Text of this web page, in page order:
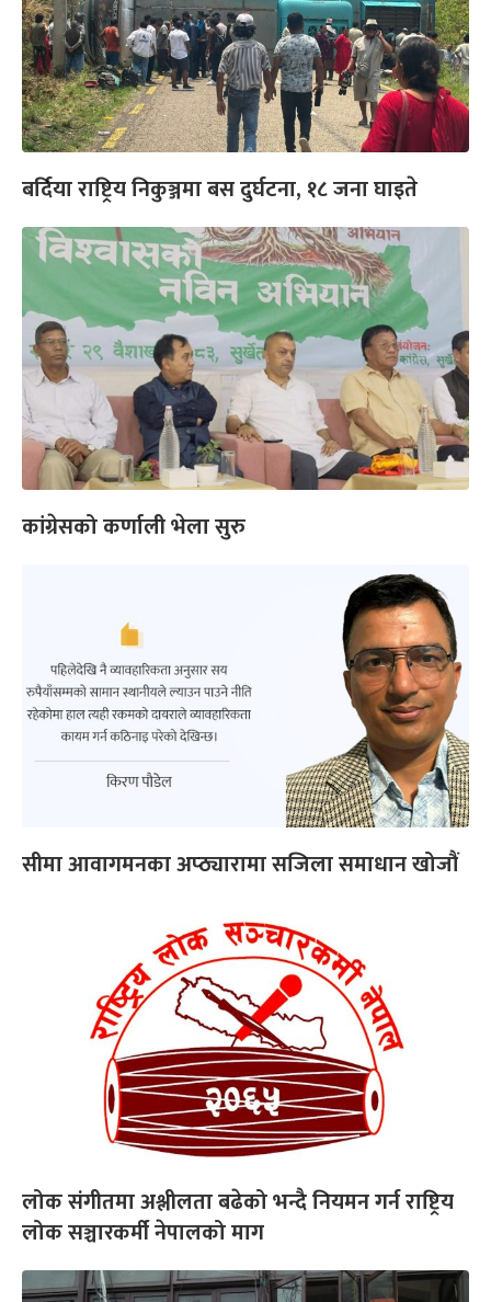
बर्दिया राष्ट्रिय निकुञ्जमा बस दुर्घटना, १८ जना घाइते
कांग्रेसको कर्णाली भेला सुरु
सीमा आवागमनका अप्ठ्यारामा सजिला समाधान खोजौं
लोक संगीतमा अश्लीलता बढेको भन्दै नियमन गर्न राष्ट्रिय
लोक सञ्चारकर्मी नेपालको माग